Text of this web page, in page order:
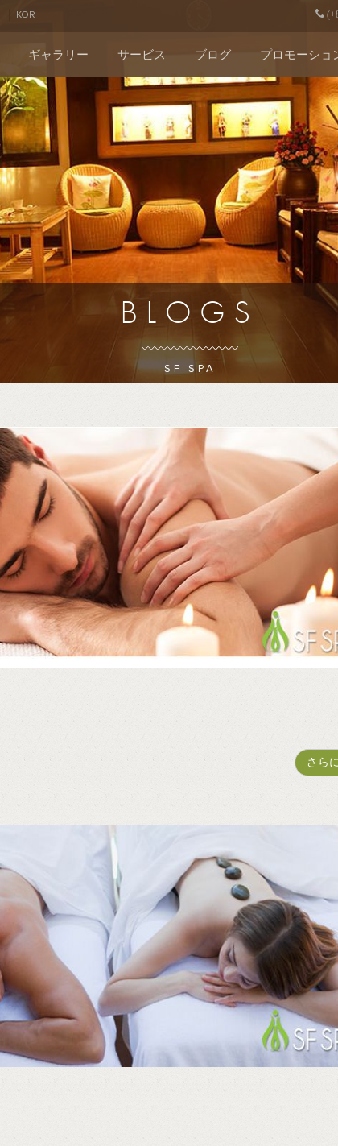
KOR
ギャラリー サービス ブログ プロモーショ
BLOGS
SF SPA
さら